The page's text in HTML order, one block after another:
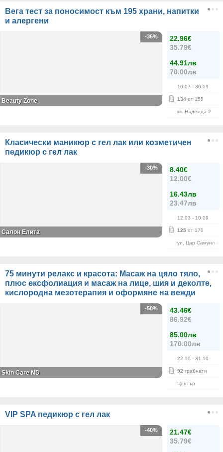
Вега тест за поносимост към 195 храни, напитки
и алергени
22.96€
35.79€
44.91лв
70.00лв
10.07 - 30.09
134 от 150
кв. Надежда 2
-36%
Beauty Zone
Класически маникюр с гел лак или козметичен
педикюр с гел лак
8.40€
12.00€
16.43лв
23.47лв
12.03 - 10.09
125 от 170
ул. Цар Самуил 84
-30%
Салон Елита
75 минути релакс и красота: Масаж на цяло тяло,
плюс ексфолиация и масаж на лице, шия и деколте,
кислородна мезотерапия и оформяне на вежди
43.46€
86.92€
85.00лв
170.00лв
22.10 - 31.10
92 грабнати
Център
-50%
Skin Care ND
VIP SPA педикюр с гел лак
21.47€
35.79€
-40%